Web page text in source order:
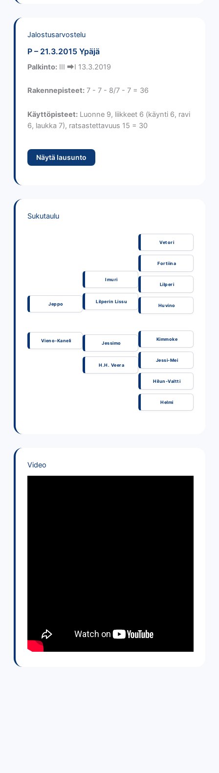
Jalostusarvostelu
P – 21.3.2015 Ypäjä
Palkinto:III ⮕I 13.3.2019
Rakennepisteet:7 - 7 - 8/7 - 7 = 36
Käyttöpisteet:Luonne 9, liikkeet 6 (käynti 6, ravi
6, laukka 7), ratsastettavuus 15 = 30
Näytä lausunto
Sukutaulu
Jeppo
Vieno-Kaneli
Imuri
Lilperin Lissu
Jessimo
H.H. Veera
Vetori
Fortiina
Lilperi
Huvino
Kimmoke
Jessi-Mei
Hilun-Valtti
Helmi
Video